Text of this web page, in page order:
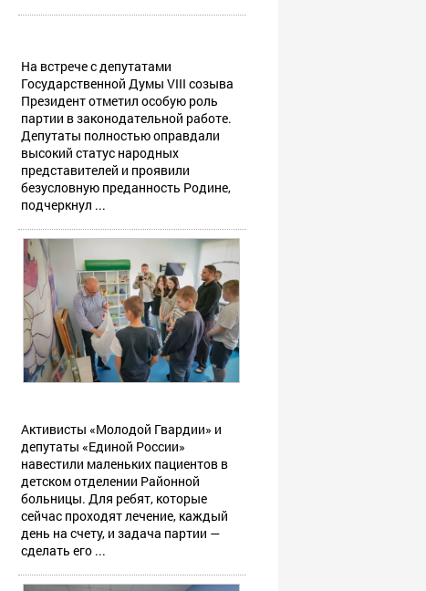
На встрече с депутатами
Государственной Думы VIII созыва
Президент отметил особую роль
партии в законодательной работе.
Депутаты полностью оправдали
высокий статус народных
представителей и проявили
безусловную преданность Родине,
подчеркнул ...
Активисты «Молодой Гвардии» и
депутаты «Единой России»
навестили маленьких пациентов в
детском отделении Районной
больницы. Для ребят, которые
сейчас проходят лечение, каждый
день на счету, и задача партии —
сделать его ...